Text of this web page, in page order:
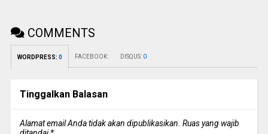
COMMENTS
WORDPRESS: 0 FACEBOOK: DISQUS: 0
Tinggalkan Balasan
Alamat email Anda tidak akan dipublikasikan. Ruas yang wajib